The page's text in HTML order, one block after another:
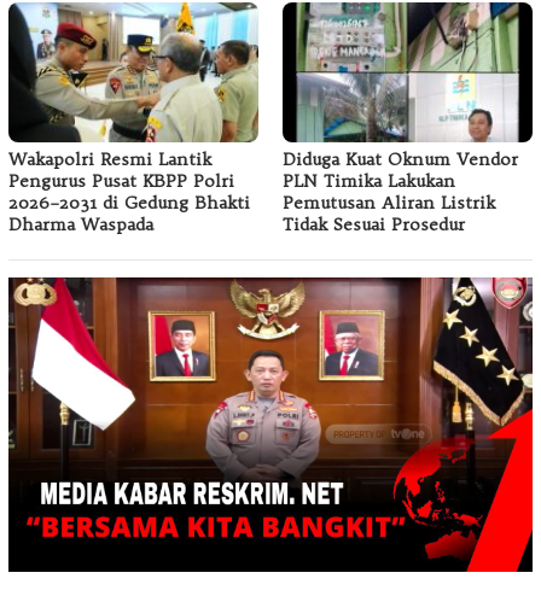
Wakapolri Resmi Lantik
Pengurus Pusat KBPP Polri
2026–2031 di Gedung Bhakti
Dharma Waspada
Diduga Kuat Oknum Vendor
PLN Timika Lakukan
Pemutusan Aliran Listrik
Tidak Sesuai Prosedur